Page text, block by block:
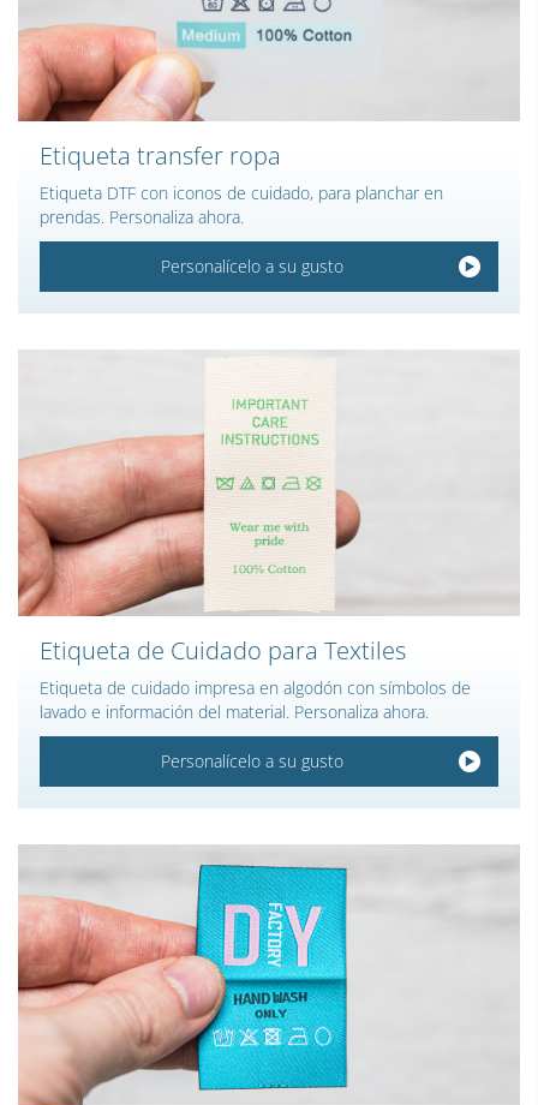
Etiqueta transfer ropa
Etiqueta DTF con iconos de cuidado, para planchar en
prendas. Personaliza ahora.
Personalícelo a su gusto
Etiqueta de Cuidado para Textiles
Etiqueta de cuidado impresa en algodón con símbolos de
lavado e información del material. Personaliza ahora.
Personalícelo a su gusto